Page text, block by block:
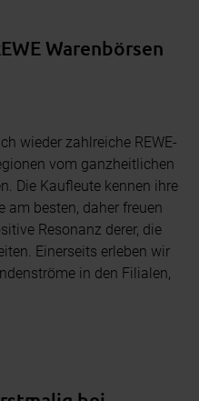
Warenbörsen
wieder zahlreiche REWE-
vom ganzheitlichen
Die Kaufleute kennen ihre
am besten, daher freuen
Resonanz derer, die
Einerseits erleben wir
in den Filialen,